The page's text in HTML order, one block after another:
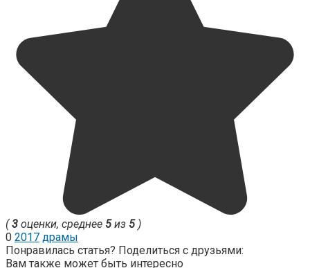
(3 оценки, среднее 5из 5)
0 2017 драмы
Понравилась статья? Поделиться с друзьями:
Вам также может быть интересно